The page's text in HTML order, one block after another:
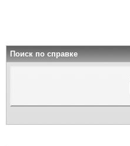
Поиск по справке